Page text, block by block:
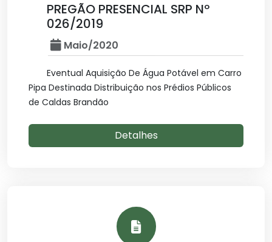
PREGÃO PRESENCIAL SRP Nº
026/2019
Maio/2020
Eventual Aquisição De Água Potável em Carro
Pipa Destinada Distribuição nos Prédios Públicos
de Caldas Brandão
Detalhes